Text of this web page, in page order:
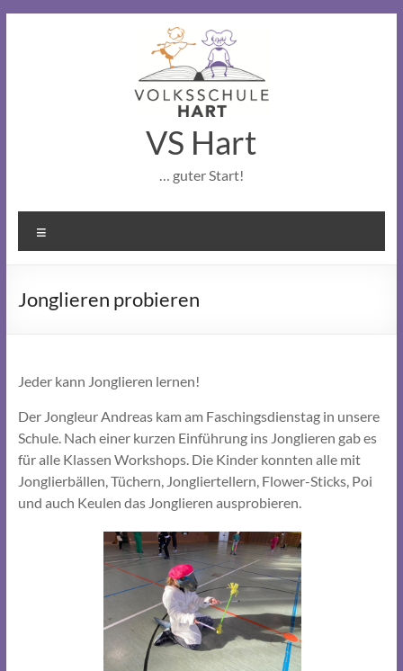
VS Hart
… guter Start!
Jonglieren probieren
Jeder kann Jonglieren lernen!
Der Jongleur Andreas kam am Faschingsdienstag in unsere
Schule. Nach einer kurzen Einführung ins Jonglieren gab es
für alle Klassen Workshops. Die Kinder konnten alle mit
Jonglierbällen, Tüchern, Jongliertellern, Flower-Sticks, Poi
und auch Keulen das Jonglieren ausprobieren.